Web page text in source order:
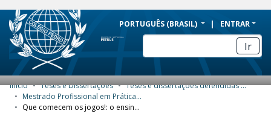
BRAZIL
Simplifique!
Comunica BR
Participe
Acesso à informação
PORTUGUÊS (BRASIL) ENTRAR
Ir
COMUNIDADES E COLEÇÕES
Início Teses e Dissertações
Teses e dissertações defendidas no CPII
Mestrado Profissional em Práticas de Educação Básica (MPPEB) - Dissertações
Que comecem os jogos!: o ensino da multiplicação por meio da Caixamática